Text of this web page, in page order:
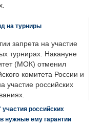
на турниры
запрета на участие
турнирах. Накануне
(МОК) отменил
комитета России и
участие российских
российских
нужные ему гарантии